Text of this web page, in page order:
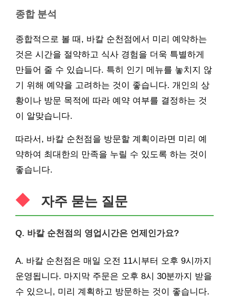
종합 분석
종합적으로 볼 때, 바칼 순천점에서 미리 예약하는
것은 시간을 절약하고 식사 경험을 더욱 특별하게
만들어 줄 수 있습니다. 특히 인기 메뉴를 놓치지 않
기 위해 예약을 고려하는 것이 좋습니다. 개인의 상
황이나 방문 목적에 따라 예약 여부를 결정하는 것
이 알맞습니다.
따라서, 바칼 순천점을 방문할 계획이라면 미리 예
약하여 최대한의 만족을 누릴 수 있도록 하는 것이
좋습니다.
자주 묻는 질문
Q. 바칼 순천점의 영업시간은 언제인가요?
A. 바칼 순천점은 매일 오전 11시부터 오후 9시까지
운영됩니다. 마지막 주문은 오후 8시 30분까지 받을
수 있으니, 미리 계획하고 방문하는 것이 좋습니다.